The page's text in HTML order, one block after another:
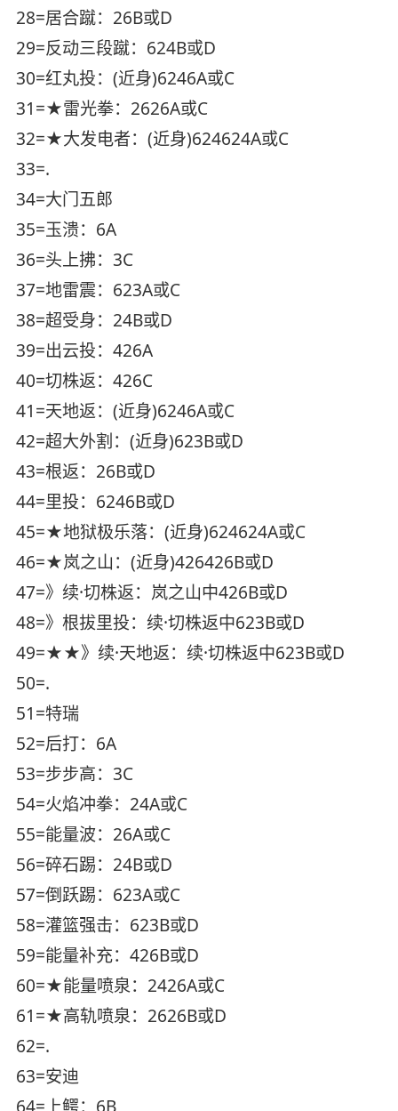
28=居合蹴：26B或D
29=反动三段蹴：624B或D
30=红丸投：(近身)6246A或C
31=★雷光拳：2626A或C
32=★大发电者：(近身)624624A或C
33=.
34=大门五郎
35=玉溃：6A
36=头上拂：3C
37=地雷震：623A或C
38=超受身：24B或D
39=出云投：426A
40=切株返：426C
41=天地返：(近身)6246A或C
42=超大外割：(近身)623B或D
43=根返：26B或D
44=里投：6246B或D
45=★地狱极乐落：(近身)624624A或C
46=★岚之山：(近身)426426B或D
47=》续·切株返：岚之山中426B或D
48=》根拔里投：续·切株返中623B或D
49=★★》续·天地返：续·切株返中623B或D
50=.
51=特瑞
52=后打：6A
53=步步高：3C
54=火焰冲拳：24A或C
55=能量波：26A或C
56=碎石踢：24B或D
57=倒跃踢：623A或C
58=灌篮强击：623B或D
59=能量补充：426B或D
60=★能量喷泉：2426A或C
61=★高轨喷泉：2626B或D
62=.
63=安迪
64=上鳄：6B